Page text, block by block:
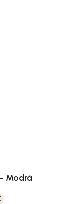
Modrá